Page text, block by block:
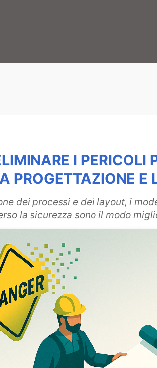
I PERICOLI
PROGETTAZIONE E
dei processi e dei layout, i
la sicurezza sono il modo